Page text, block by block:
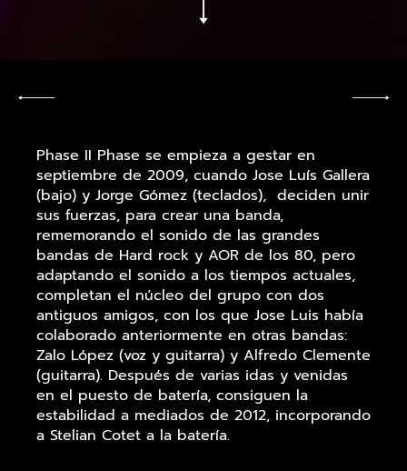
Phase II Phase se empieza a gestar en
septiembre de 2009, cuando Jose Luís Gallera
(bajo) y Jorge Gómez (teclados), deciden unir
sus fuerzas, para crear una banda,
rememorando el sonido de las grandes
bandas de Hard rock y AOR de los 80, pero
adaptando el sonido a los tiempos actuales,
completan el núcleo del grupo con dos
antiguos amigos, con los que Jose Luis había
colaborado anteriormente en otras bandas:
Zalo López (voz y guitarra) y Alfredo Clemente
(guitarra). Después de varias idas y venidas
en el puesto de batería, consiguen la
estabilidad a mediados de 2012, incorporando
a Stelian Cotet a la batería.